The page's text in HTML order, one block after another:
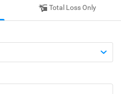
Total Loss Only